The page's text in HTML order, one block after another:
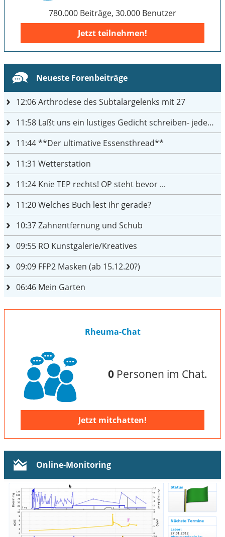
780.000 Beiträge, 30.000 Benutzer
Jetzt teilnehmen!
Neueste Forenbeiträge
12:06Arthrodese des Subtalargelenks mit 27
11:58 Laßt uns ein lustiges Gedicht schreiben- jeder einen Satz
11:44**Der ultimative Essensthread**
11:31 Wetterstation
11:24 Knie TEP rechts! OP steht bevor ...
11:20Welches Buch lest ihr gerade?
10:37Zahnentfernung und Schub
09:55 RO Kunstgalerie/Kreatives
09:09 FFP2 Masken (ab 15.12.20?)
06:46 Mein Garten
Rheuma-Chat
0Personen im Chat.
Jetzt mitchatten!
Online-Monitoring